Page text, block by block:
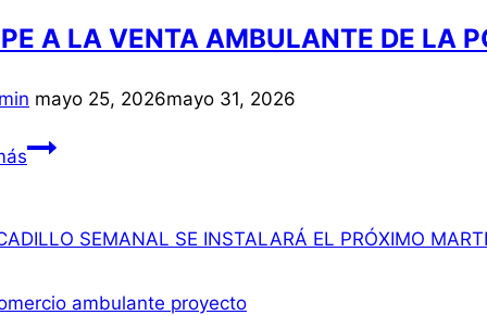
EN
SU
CULTURAL
–
DIARIO
ALICANTE
A LA VENTA AMBULANTE DE LA
mayo 25, 2026mayo 31, 2026
GOLPE
VENTA
ambulante proyecto